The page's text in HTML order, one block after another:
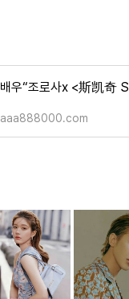
aaa888000.com